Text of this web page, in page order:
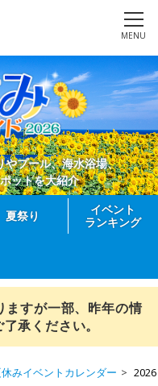
MENU
やプール、海水浴場、
ットを大紹介
夏祭り
イベント
ランキング
ますが一部、昨年の情
承ください。
みイベントカレンダー